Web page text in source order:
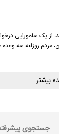
مردم روزانه سه
بیشتر
جستجوی